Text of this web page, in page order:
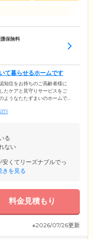
保険料
て暮らせるホームです
知症をお持ちのご高齢者様に
たケアと見守りサービスをご
ようなたたずまいのホームで
構築に苦手意識を感じやす
ルに設定。費用面でお悩みの
る
ない
くてリーズナブルでっ
きを見る
料金見積もり
※2026/07/26更新